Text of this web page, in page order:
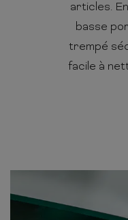
articles.
basse
trempé
facile à